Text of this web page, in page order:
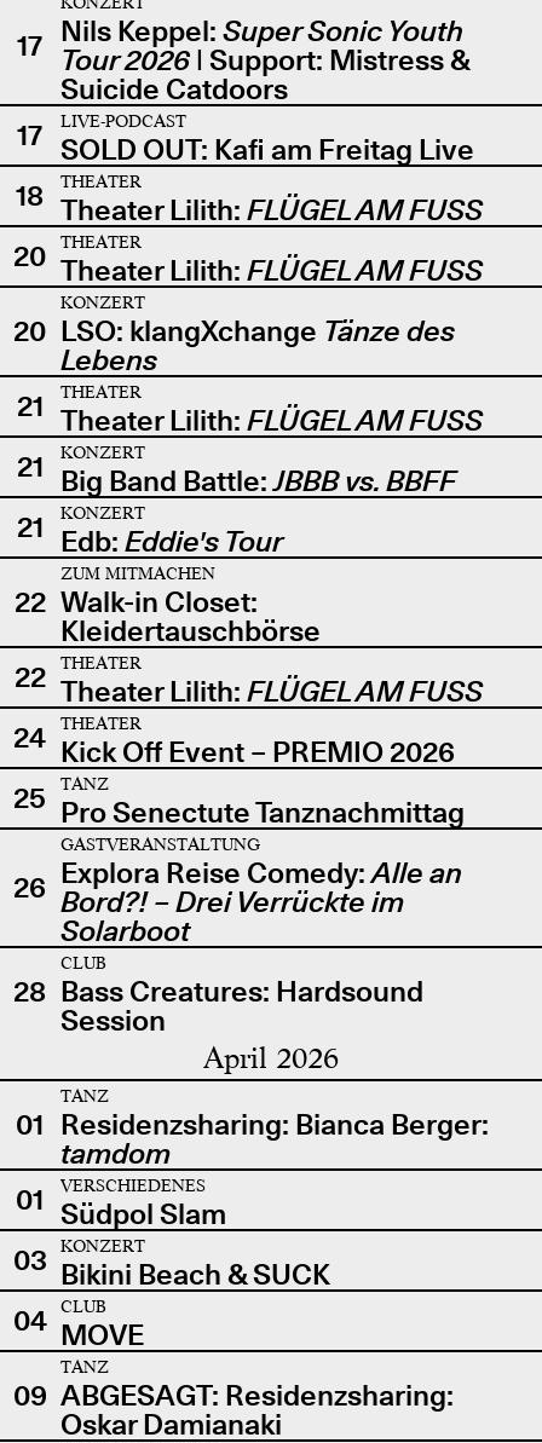
17 Nils Keppel: Super Sonic Youth
Tour 2026| Support: Mistress &
Suicide Catdoors
17
LIVE-PODCAST
SOLD OUT: Kafi am Freitag Live
18
THEATER
Theater Lilith: FLÜGEL AM FUSS
20
THEATER
Theater Lilith: FLÜGEL AM FUSS
20
KONZERT
LSO: klangXchange Tänze des
Lebens
21
THEATER
Theater Lilith: FLÜGEL AM FUSS
21
KONZERT
Big Band Battle:JBBB vs. BBFF
21
KONZERT
Edb: Eddie's Tour
22
ZUM MITMACHEN
Walk-in Closet:
Kleidertauschbörse
22
THEATER
Theater Lilith: FLÜGEL AM FUSS
24
THEATER
Kick Off Event – PREMIO 2026
25
TANZ
Pro Senectute Tanznachmittag
26
GASTVERANSTALTUNG
Explora Reise Comedy:Alle an
Bord?! – Drei Verrückte im
Solarboot
28
CLUB
Bass Creatures: Hardsound
Session
April 2026
01
TANZ
Residenzsharing: Bianca Berger:
tamdom
01
VERSCHIEDENES
Südpol Slam
03
KONZERT
Bikini Beach & SUCK
04
CLUB
MOVE
09
TANZ
ABGESAGT: Residenzsharing:
Oskar Damianaki